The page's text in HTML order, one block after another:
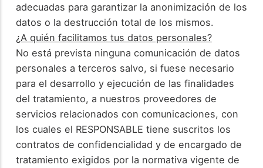
adecuadas para garantizar la anonimización de los
datos o la destrucción total de los mismos.
¿A quién facilitamos tus datos personales?
No está prevista ninguna comunicación de datos
personales a terceros salvo, si fuese necesario
para el desarrollo y ejecución de las finalidades
del tratamiento, a nuestros proveedores de
servicios relacionados con comunicaciones, con
los cuales el RESPONSABLE tiene suscritos los
contratos de confidencialidad y de encargado de
tratamiento exigidos por la normativa vigente de